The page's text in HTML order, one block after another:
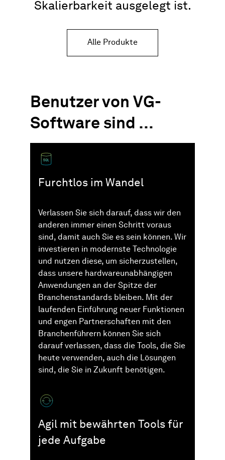
Skalierbarkeit ausgelegt ist.
Alle Produkte
Benutzer von VG-
Software sind …
Furchtlos im Wandel
Verlassen Sie sich darauf, dass wir den
anderen immer einen Schritt voraus
sind, damit auch Sie es sein können. Wir
investieren in modernste Technologie
und nutzen diese, um sicherzustellen,
dass unsere hardwareunabhängigen
Anwendungen an der Spitze der
Branchenstandards bleiben. Mit der
laufenden Einführung neuer Funktionen
und engen Partnerschaften mit den
Branchenführern können Sie sich
darauf verlassen, dass die Tools, die Sie
heute verwenden, auch die Lösungen
sind, die Sie in Zukunft benötigen.
Agil mit bewährten Tools für
jede Aufgabe